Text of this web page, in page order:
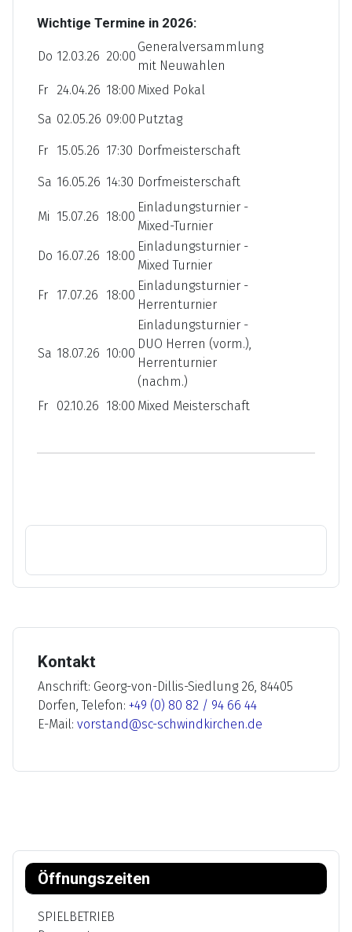
Wichtige Termine in 2026:
Do 12.03.26 20:00
Generalversammlung
mit Neuwahlen
Fr
24.04.26 18:00 Mixed Pokal
Sa 02.05.26 09:00 Putztag
Fr 15.05.26 17:30 Dorfmeisterschaft
Sa 16.05.26 14:30 Dorfmeisterschaft
Mi 15.07.26 18:00
Einladungsturnier -
Mixed-Turnier
Do 16.07.26 18:00
Einladungsturnier -
Mixed Turnier
Fr
17.07.26 18:00
Einladungsturnier -
Herrenturnier
Sa 18.07.26 10:00
Einladungsturnier -
DUO Herren (vorm.),
Herrenturnier
(nachm.)
Fr
02.10.26 18:00 Mixed Meisterschaft
Kontakt
Anschrift: Georg-von-Dillis-Siedlung 26, 84405
Dorfen, Telefon: +49 (0) 80 82 / 94 66 44
E-Mail: vorstand@sc-schwindkirchen.de
Öffnungszeiten
SPIELBETRIEB